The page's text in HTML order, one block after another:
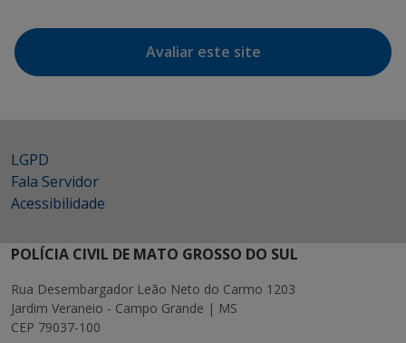
Avaliar este site
LGPD
Fala Servidor
Acessibilidade
POLÍCIA CIVIL DE MATO GROSSO DO SUL
Rua Desembargador Leão Neto do Carmo 1203
Jardim Veraneio - Campo Grande | MS
CEP 79037-100